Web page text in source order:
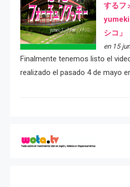
するフ
yumeki
シコ」
en 15
Finalmente tenemos listo el
realizado el pasado 4 de mayo